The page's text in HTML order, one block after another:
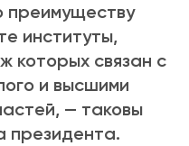
преимуществу
институты,
которых связан с
и высшими
— таковы
президента.